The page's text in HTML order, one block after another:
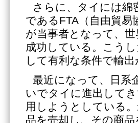
さらに、タイには綿
であるFTA（自由貿
が当事者となって、
成功している。こう
して有利な条件で輸出
最近になって、日系
いでタイに進出して
用しようとしている
品を売却し、その商